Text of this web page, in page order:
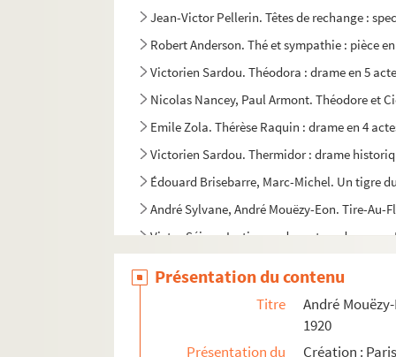
Jean-Victor Pellerin. Têtes de rechange :
Robert Anderson. Thé et sympathie : pièce
Victorien Sardou. Théodora : drame en 5
Nicolas Nancey, Paul Armont. Théodore et
Emile Zola. Thérèse Raquin : drame en 4
Victorien Sardou. Thermidor : drame
Édouard Brisebarre, Marc-Michel. Un tigre
André Sylvane, André Mouëzy-Eon. Tire-Au-
Victor Séjour. La tireuse de cartes : drame
Paul Raynal. Le tombeau sous l'Arc de
Paul Armont, Marcel Gerbidon. La tontine :
Présentation du contenu
Titre
André
1920
Présentation du
Création :